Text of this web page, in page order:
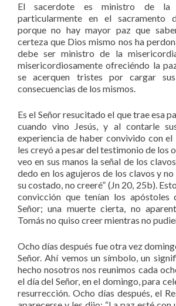
El sacerdote es ministro de la
particularmente en el sacramento
porque no hay mayor paz que
certeza que Dios mismo nos ha
debe ser ministro de la
misericordiosamente ofreciéndo la
se acerquen tristes por cargar
consecuencias de los mismos.
Es el Señor resucitado el que trae esa
cuando vino Jesús, y al contarle
experiencia de haber convivido con el
les creyó a pesar del testimonio de los
veo en sus manos la señal de los
dedo en los agujeros de los clavos y
su costado, no creeré” (Jn 20, 25b).
convicción que tenían los apóstoles
Señor; una muerte cierta, no
Tomás no quiso creer mientras no
Ocho días después fue otra vez
Señor. Ahí vemos un símbolo, un
hecho nosotros nos reunimos cada
el día del Señor, en el domingo, para
resurrección. Ocho días después, el